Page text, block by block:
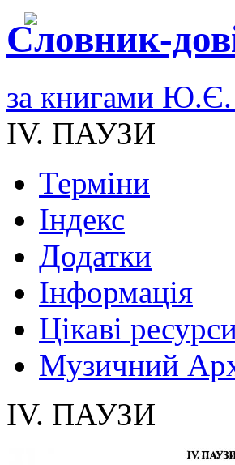
Словник-
за книгами
IV. ПАУЗИ
Терміни
Індекс
Додатки
Інформація
Цікаві
Музичний
IV. ПАУЗИ